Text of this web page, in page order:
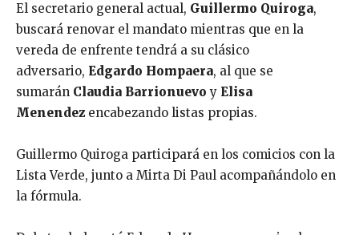
El secretario general actual, Guillermo Quiroga,
buscará renovar el mandato mientras que en la
vereda de enfrente tendrá a su clásico
adversario, Edgardo Hompaera, al que se
sumarán Claudia Barrionuevo y Elisa
Menendez encabezando listas propias.
Guillermo Quiroga participará en los comicios con la
Lista Verde, junto a Mirta Di Paul acompañándolo en
la fórmula.